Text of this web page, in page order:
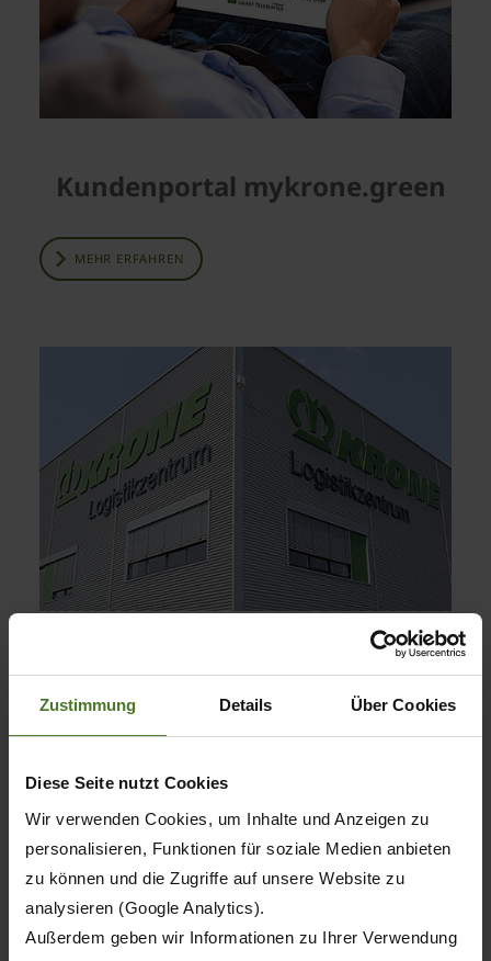
Zustimmung Details Über Cookies
Diese Seite nutzt Cookies
Wir verwenden Cookies, um Inhalte und Anzeigen zu
personalisieren, Funktionen für soziale Medien anbieten
zu können und die Zugriffe auf unsere Website zu
analysieren (Google Analytics).
Außerdem geben wir Informationen zu Ihrer Verwendung
Kundenportal mykrone.green
MEHR ERFAHREN
Logistik